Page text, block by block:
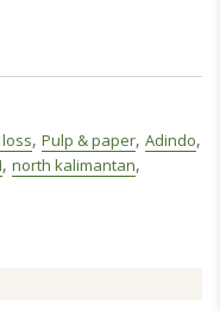
, Pulp & paper, Adindo,
, north kalimantan,